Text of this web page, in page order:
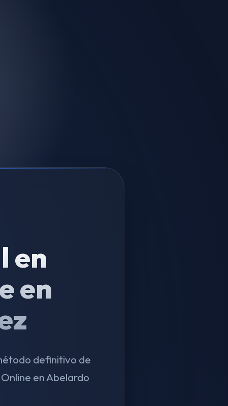
en
en
definitivo de
en Abelardo